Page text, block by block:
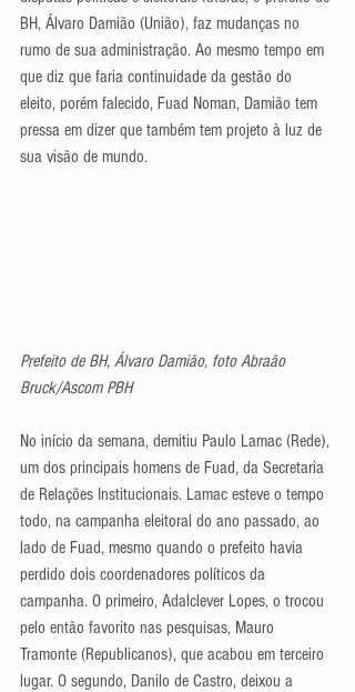
BH, Álvaro Damião (União), faz mudanças no
rumo de sua administração. Ao mesmo tempo em
que diz que faria continuidade da gestão do
eleito, porém falecido, Fuad Noman, Damião tem
pressa em dizer que também tem projeto à luz de
sua visão de mundo.
Prefeito de BH, Álvaro Damião, foto Abraão
Bruck/Ascom PBH
No início da semana, demitiu Paulo Lamac (Rede),
um dos principais homens de Fuad, da Secretaria
de Relações Institucionais. Lamac esteve o tempo
todo, na campanha eleitoral do ano passado, ao
lado de Fuad, mesmo quando o prefeito havia
perdido dois coordenadores políticos da
campanha. O primeiro, Adalclever Lopes, o trocou
pelo então favorito nas pesquisas, Mauro
Tramonte (Republicanos), que acabou em terceiro
lugar. O segundo, Danilo de Castro, deixou a